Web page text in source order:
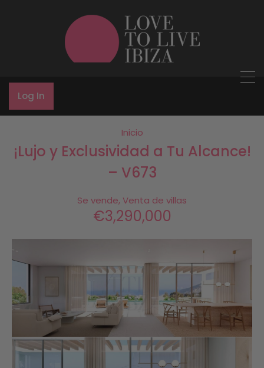
Log In
Inicio
¡Lujo y Exclusividad a Tu Alcance!
– V673
Se vende, Venta de villas
€3,290,000